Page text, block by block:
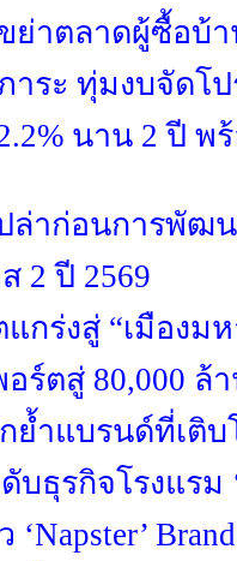
ขย่าตลาดผู้ซื้อบ้
ระ ทุ่มงบจัดโ
นาน 2 ปี พ
ล่าก่อนการพัฒน
2 ปี 2569
กร่งสู่ “เมืองม
ร์ตสู่ 80,000 ล้
ย้ำแบรนด์ที่เติ
บธุรกิจโรงแรม
‘Napster’